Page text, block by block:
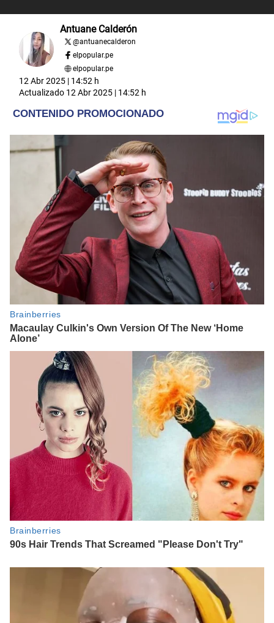
Antuane Calderón
@antuanecalderon
elpopular.pe
elpopular.pe
12 Abr 2025 | 14:52 h
Actualizado 12 Abr 2025 | 14:52 h